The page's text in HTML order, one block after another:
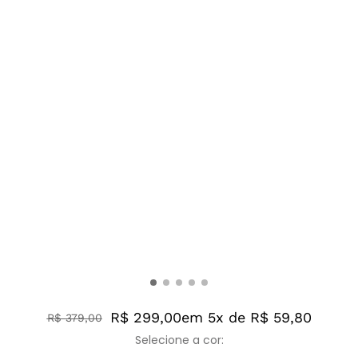
R$ 379,00 R$ 299,00em 5x de R$ 59,80